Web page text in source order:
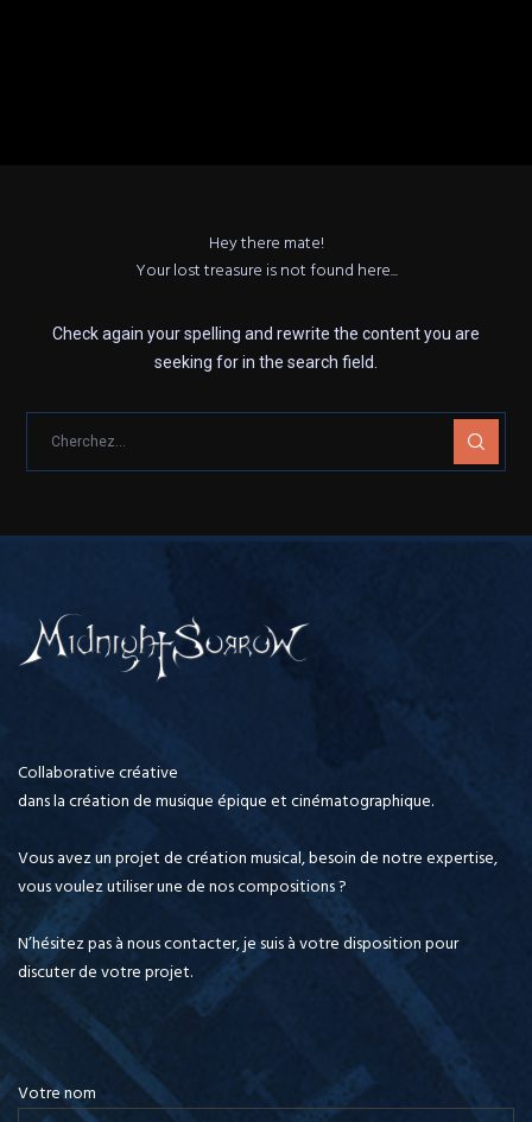
Hey there mate!
Your lost treasure is not found here...
Check again your spelling and rewrite the content you are
seeking for in the search field.
Collaborative créative
dans la création de musique épique et cinématographique.
Vous avez un projet de création musical, besoin de notre expertise,
vous voulez utiliser une de nos compositions ?
N’hésitez pas à nous contacter, je suis à votre disposition pour
discuter de votre projet.
Votre nom